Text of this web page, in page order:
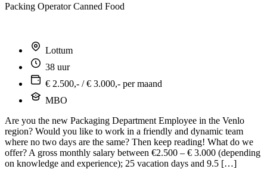
Packing Operator Canned Food
Lottum
38 uur
€ 2.500,- / € 3.000,- per maand
MBO
Are you the new Packaging Department Employee in the Venlo
region? Would you like to work in a friendly and dynamic team
where no two days are the same? Then keep reading! What do we
offer? A gross monthly salary between €2.500 – € 3.000 (depending
on knowledge and experience); 25 vacation days and 9.5 […]